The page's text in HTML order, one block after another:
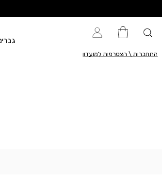
התחברות \ הצטרפות למועדון